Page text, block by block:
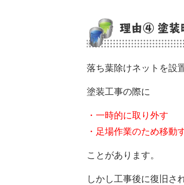
理由④ 塗装
落ち葉除けネットを設
塗装工事の際に
・一時的に取り外す
・足場作業のため移動
ことがあります。
しかし工事後に復旧さ